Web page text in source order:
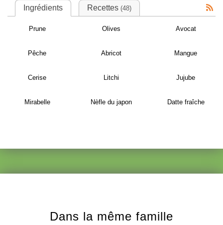
Ingrédients Recettes (48)
Prune Olives Avocat
Pêche Abricot Mangue
Cerise Litchi Jujube
Mirabelle Nèfle du japon Datte fraîche
Dans la même famille